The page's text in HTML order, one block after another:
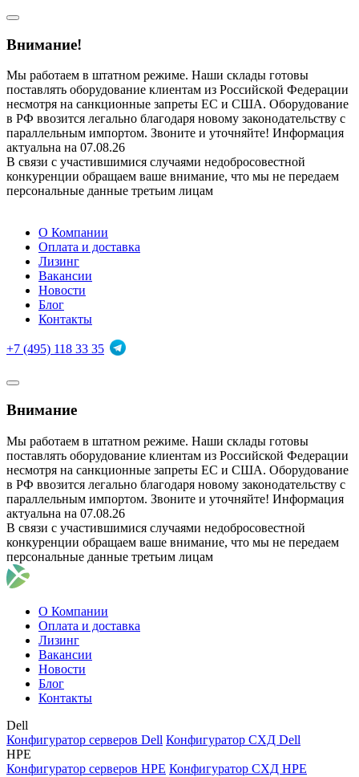
Внимание!
Мы работаем в штатном режиме. Наши склады готовы
поставлять оборудование клиентам из Российской Федерации
несмотря на санкционные запреты ЕС и США. Оборудование
в РФ ввозится легально благодаря новому законодательству с
параллельным импортом. Звоните и уточняйте! Информация
актуальна на 07.08.26
В связи с участившимися случаями недобросовестной
конкуренции обращаем ваше внимание, что мы не передаем
персональные данные третьим лицам
О Компании
Оплата и доставка
Лизинг
Вакансии
Новости
Блог
Контакты
+7 (495) 118 33 35
Внимание
Мы работаем в штатном режиме. Наши склады готовы
поставлять оборудование клиентам из Российской Федерации
несмотря на санкционные запреты ЕС и США. Оборудование
в РФ ввозится легально благодаря новому законодательству с
параллельным импортом. Звоните и уточняйте! Информация
актуальна на 07.08.26
В связи с участившимися случаями недобросовестной
конкуренции обращаем ваше внимание, что мы не передаем
персональные данные третьим лицам
О Компании
Оплата и доставка
Лизинг
Вакансии
Новости
Блог
Контакты
Dell
Конфигуратор серверов Dell Конфигуратор СХД Dell
HPE
Конфигуратор серверов HPE Конфигуратор СХД HPE